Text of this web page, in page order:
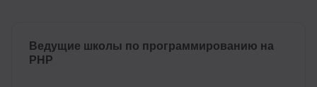
Ведущие школы по программированию на
PHP